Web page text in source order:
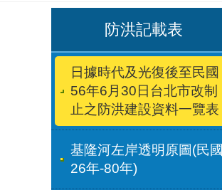
防洪記載表
日據時代及光復後至民國
56年6月30日台北市改制
止之防洪建設資料一覽表
基隆河左岸透明原圖(民國
26年-80年)